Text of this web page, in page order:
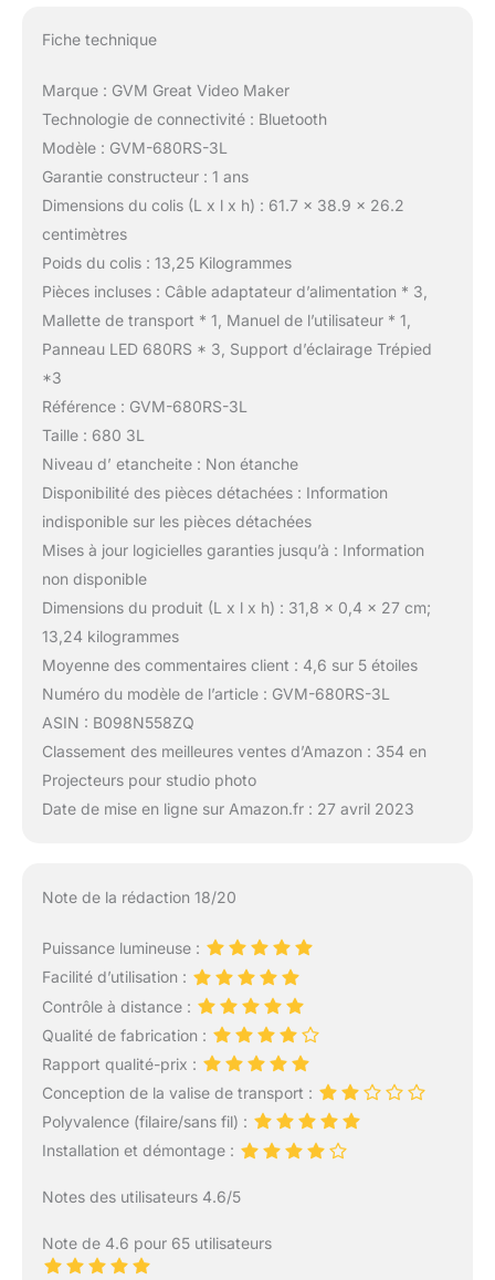
Fiche technique
Marque : GVM Great Video Maker
Technologie de connectivité : Bluetooth
Modèle : GVM-680RS-3L
Garantie constructeur : 1 ans
Dimensions du colis (L x l x h) : 61.7 x 38.9 x 26.2
centimètres
Poids du colis : 13,25 Kilogrammes
Pièces incluses : Câble adaptateur d’alimentation * 3,
Mallette de transport * 1, Manuel de l’utilisateur * 1,
Panneau LED 680RS * 3, Support d’éclairage Trépied
*3
Référence : GVM-680RS-3L
Taille : 680 3L
Niveau d’ etancheite : Non étanche
Disponibilité des pièces détachées : Information
indisponible sur les pièces détachées
Mises à jour logicielles garanties jusqu’à : Information
non disponible
Dimensions du produit (L x l x h) : 31,8 x 0,4 x 27 cm;
13,24 kilogrammes
Moyenne des commentaires client : 4,6 sur 5 étoiles
Numéro du modèle de l’article : GVM-680RS-3L
ASIN : B098N558ZQ
Classement des meilleures ventes d’Amazon : 354 en
Projecteurs pour studio photo
Date de mise en ligne sur Amazon.fr : 27 avril 2023
Note de la rédaction 18/20
Puissance lumineuse :
Facilité d’utilisation :
Contrôle à distance :
Qualité de fabrication :
Rapport qualité-prix :
Conception de la valise de transport :
Polyvalence (filaire/sans fil) :
Installation et démontage :
Notes des utilisateurs 4.6/5
Note de 4.6 pour 65 utilisateurs